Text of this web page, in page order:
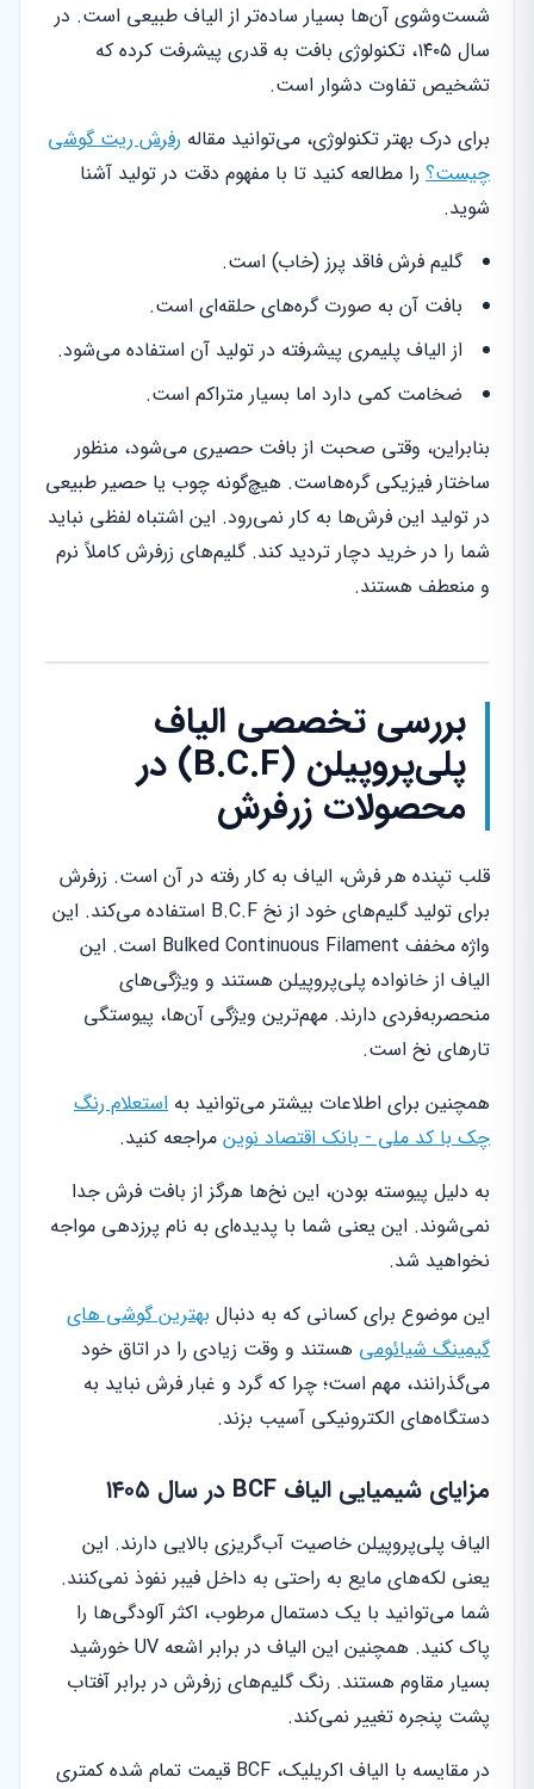
شست‌وشوی آن‌ها بسیار ساده‌تر از الیاف طبیعی است. در
سال ۱۴۰۵، تکنولوژی بافت به قدری پیشرفت کرده که
تشخیص تفاوت دشوار است.
برای درک بهتر تکنولوژی، می‌توانید مقاله رفرش ریت گوشی
چیست؟ را مطالعه کنید تا با مفهوم دقت در تولید آشنا
شوید.
گلیم فرش فاقد پرز (خاب) است.
بافت آن به صورت گره‌های حلقه‌ای است.
از الیاف پلیمری پیشرفته در تولید آن استفاده می‌شود.
ضخامت کمی دارد اما بسیار متراکم است.
بنابراین، وقتی صحبت از بافت حصیری می‌شود، منظور
ساختار فیزیکی گره‌هاست. هیچ‌گونه چوب یا حصیر طبیعی
در تولید این فرش‌ها به کار نمی‌رود. این اشتباه لفظی نباید
شما را در خرید دچار تردید کند. گلیم‌های زرفرش کاملاً نرم
و منعطف هستند.
بررسی تخصصی الیاف
پلی‌پروپیلن (B.C.F) در
محصولات زرفرش
قلب تپنده هر فرش، الیاف به کار رفته در آن است. زرفرش
برای تولید گلیم‌های خود از نخ B.C.F استفاده می‌کند. این
واژه مخفف Bulked Continuous Filament است. این
الیاف از خانواده پلی‌پروپیلن هستند و ویژگی‌های
منحصربه‌فردی دارند. مهم‌ترین ویژگی آن‌ها، پیوستگی
تارهای نخ است.
همچنین برای اطلاعات بیشتر می‌توانید به استعلام رنگ
چک با کد ملی - بانک اقتصاد نوین مراجعه کنید.
به دلیل پیوسته بودن، این نخ‌ها هرگز از بافت فرش جدا
نمی‌شوند. این یعنی شما با پدیده‌ای به نام پرزدهی مواجه
نخواهید شد.
این موضوع برای کسانی که به دنبال بهترین گوشی های
گیمینگ شیائومی هستند و وقت زیادی را در اتاق خود
می‌گذرانند، مهم است؛ چرا که گرد و غبار فرش نباید به
دستگاه‌های الکترونیکی آسیب بزند.
مزایای شیمیایی الیاف BCF در سال ۱۴۰۵
الیاف پلی‌پروپیلن خاصیت آب‌گریزی بالایی دارند. این
یعنی لکه‌های مایع به راحتی به داخل فیبر نفوذ نمی‌کنند.
شما می‌توانید با یک دستمال مرطوب، اکثر آلودگی‌ها را
پاک کنید. همچنین این الیاف در برابر اشعه UV خورشید
بسیار مقاوم هستند. رنگ گلیم‌های زرفرش در برابر آفتاب
پشت پنجره تغییر نمی‌کند.
در مقایسه با الیاف اکریلیک، BCF قیمت تمام شده کمتری